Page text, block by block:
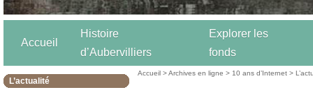
Accueil
Histoire
d’Aubervilliers
Explorer les
fonds
L’actualité
Accueil >Archives en ligne > 10 ans d’Internet >